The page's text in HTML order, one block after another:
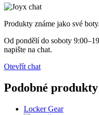
Produkty známe jako své
Od pondělí do soboty
napište na chat.
Otevřít chat
Podobné produkty
Locker Gear